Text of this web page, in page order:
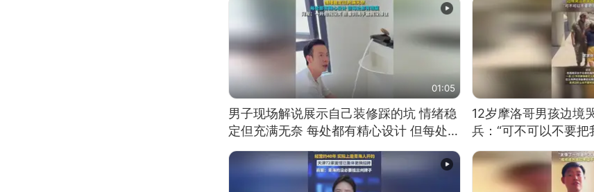
01:05
男子现场解说展示自己装修踩的坑 情绪稳
定但充满无奈 每处都有精心设计 但每处都
有瑕疵 网友：一开始我没笑 但看到洗手盆
我没绷住
12岁摩洛哥男孩边境
兵：“可不可以不要把